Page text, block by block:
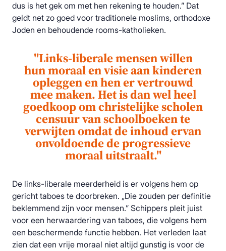
dus is het gek om met hen rekening te houden.” Dat
geldt net zo goed voor traditionele moslims, orthodoxe
Joden en behoudende rooms-katholieken.
''Links-liberale mensen willen
hun moraal en visie aan kinderen
opleggen en hen er vertrouwd
mee maken. Het is dan wel heel
goedkoop om christelijke scholen
censuur van schoolboeken te
verwijten omdat de inhoud ervan
onvoldoende de progressieve
moraal uitstraalt.''
De links-liberale meerderheid is er volgens hem op
gericht taboes te doorbreken. „Die zouden per definitie
beklemmend zijn voor mensen.” Schippers pleit juist
voor een herwaardering van taboes, die volgens hem
een beschermende functie hebben. Het verleden laat
zien dat een vrije moraal niet altijd gunstig is voor de